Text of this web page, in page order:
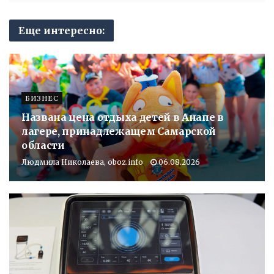
Еще интересно:
БИЗНЕС
Названа цена отдыха детей в Анапе в
лагере, принадлежащем Самарской
области
Людмила Николаева, oboz.info 06.08.2026